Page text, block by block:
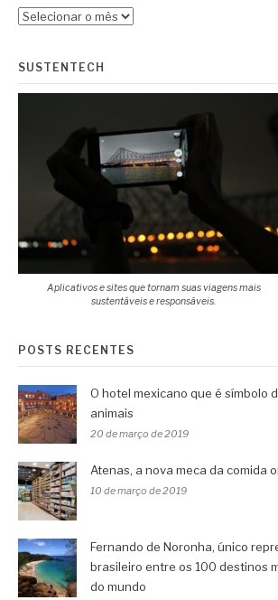
Arquivos
SUSTENTECH
Aplicativos e sites que tornam suas viagens mais
sustentáveis e responsáveis.
POSTS RECENTES
O hotel mexicano que é símbolo
animais
20 de março de 2019
Atenas, a nova meca da comida
10 de março de 2019
Fernando de Noronha, único
brasileiro entre os 100 destinos
do mundo